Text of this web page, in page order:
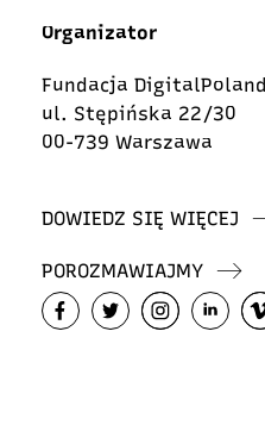
Organizator
Fundacja DigitalPoland
ul. Stępińska 22/30
00-739 Warszawa
DOWIEDZ SIĘ WIĘCEJ
POROZMAWIAJMY